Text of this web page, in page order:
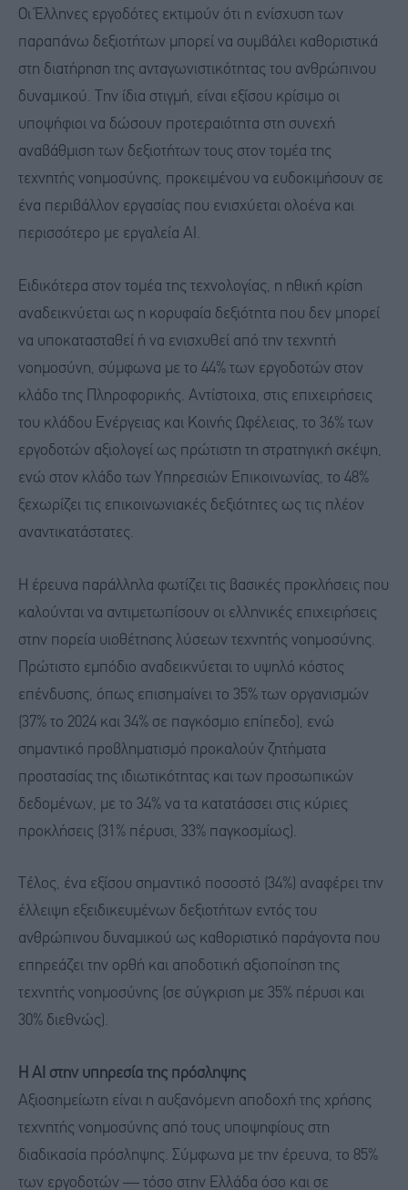
Οι Έλληνες εργοδότες εκτιμούν ότι η ενίσχυση των
παραπάνω δεξιοτήτων μπορεί να συμβάλει καθοριστικά
στη διατήρηση της ανταγωνιστικότητας του ανθρώπινου
δυναμικού. Την ίδια στιγμή, είναι εξίσου κρίσιμο οι
υποψήφιοι να δώσουν προτεραιότητα στη συνεχή
αναβάθμιση των δεξιοτήτων τους στον τομέα της
τεχνητής νοημοσύνης, προκειμένου να ευδοκιμήσουν σε
ένα περιβάλλον εργασίας που ενισχύεται ολοένα και
περισσότερο με εργαλεία AI.
Ειδικότερα στον τομέα της τεχνολογίας, η ηθική κρίση
αναδεικνύεται ως η κορυφαία δεξιότητα που δεν μπορεί
να υποκατασταθεί ή να ενισχυθεί από την τεχνητή
νοημοσύνη, σύμφωνα με το 44% των εργοδοτών στον
κλάδο της Πληροφορικής. Αντίστοιχα, στις επιχειρήσεις
του κλάδου Ενέργειας και Κοινής Ωφέλειας, το 36% των
εργοδοτών αξιολογεί ως πρώτιστη τη στρατηγική σκέψη,
ενώ στον κλάδο των Υπηρεσιών Επικοινωνίας, το 48%
ξεχωρίζει τις επικοινωνιακές δεξιότητες ως τις πλέον
αναντικατάστατες.
Η έρευνα παράλληλα φωτίζει τις βασικές προκλήσεις που
καλούνται να αντιμετωπίσουν οι ελληνικές επιχειρήσεις
στην πορεία υιοθέτησης λύσεων τεχνητής νοημοσύνης.
Πρώτιστο εμπόδιο αναδεικνύεται το υψηλό κόστος
επένδυσης, όπως επισημαίνει το 35% των οργανισμών
(37% το 2024 και 34% σε παγκόσμιο επίπεδο), ενώ
σημαντικό προβληματισμό προκαλούν ζητήματα
προστασίας της ιδιωτικότητας και των προσωπικών
δεδομένων, με το 34% να τα κατατάσσει στις κύριες
προκλήσεις (31% πέρυσι, 33% παγκοσμίως).
Τέλος, ένα εξίσου σημαντικό ποσοστό (34%) αναφέρει την
έλλειψη εξειδικευμένων δεξιοτήτων εντός του
ανθρώπινου δυναμικού ως καθοριστικό παράγοντα που
επηρεάζει την ορθή και αποδοτική αξιοποίηση της
τεχνητής νοημοσύνης (σε σύγκριση με 35% πέρυσι και
30% διεθνώς).
Η AI στην υπηρεσία της πρόσληψης
Αξιοσημείωτη είναι η αυξανόμενη αποδοχή της χρήσης
τεχνητής νοημοσύνης από τους υποψηφίους στη
διαδικασία πρόσληψης. Σύμφωνα με την έρευνα, το 85%
των εργοδοτών — τόσο στην Ελλάδα όσο και σε